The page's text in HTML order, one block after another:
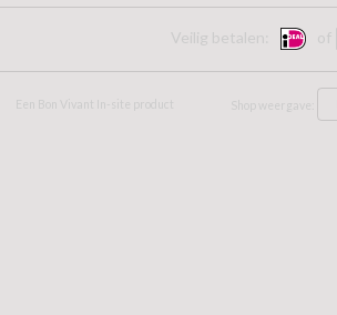
Veilig betalen: of
Een Bon Vivant In-site product Shop weergave: